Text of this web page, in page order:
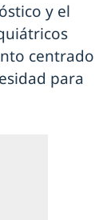
y el
centrado
para